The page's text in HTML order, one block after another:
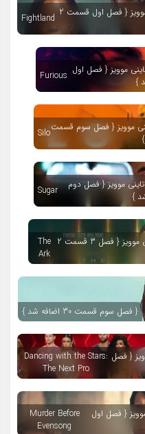
تگ تصویر عوض شد 1080 اختصاصی تاینی موویز { فصل اول قسمت 2 Fightland
اختصاصی تاینی موویز { فصل اول Furious
اختصاصی تاینی موویز { فصل سوم قسمتSilo
اختصاصی تاینی موویز { فصل دوم
Sugar
تگ تصویر عوض شد 1080 اختصاصی تاینی موویز { فصل 3 قسمت 2 The
Ark
{ فصل سوم قسمت 30 اضافه شد }
موویز { فصل Dancing with the Stars:
The Next Pro
تاینی موویز { فصل اول
Murder Before
Evensong